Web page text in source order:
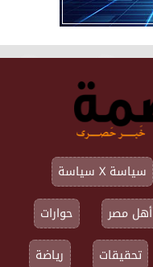
سياسة X سياسة
أهل مصر
حوارات
تحقيقات
رياضة